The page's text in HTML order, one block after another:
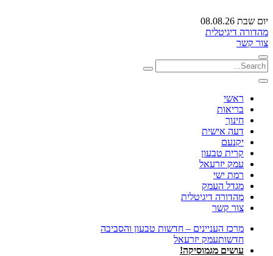
יום שבת 08.08.26
מהדורה דיגיטלית
צור קשר
ראשי
בריאות
חינוך
דעה אישית
יקנעם
קרית טבעון
עמק יזרעאל
רמת ישי
מגדל העמק
מהדורה דיגיטלית
צור קשר
מרכז העניינים – חדשות טבעון והסביבה
חדשותעמק יזרעאל
עושים מגמוסיקה!